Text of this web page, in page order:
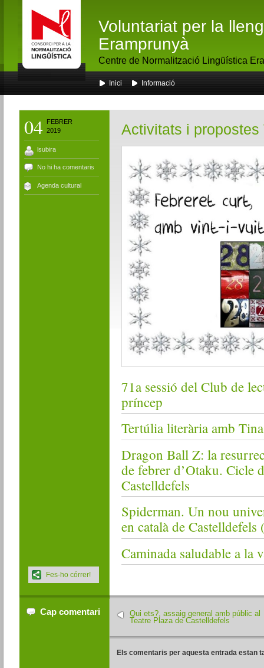
Voluntariat per la
Eramprunyà
Centre de Normalització Lingüística
Inici Informació
04
FEBRER
2019
lsubira
No hi ha comentaris
Agenda cultural
Activitats i propostes
71a sessió del Club de
príncep
Tertúlia literària amb
Dragon Ball Z: la
de febrer d’Otaku. Cicle
Castelldefels
Spiderman. Un nou
en català de
Caminada saludable a la
Fes-ho córrer!
Cap comentari
Qui ets?, assaig general amb públic al
Teatre Plaza de Castelldefels
Els comentaris per aquesta entrada estan